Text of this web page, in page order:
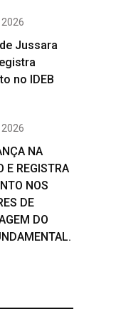
Jussara
no IDEB
NA
E REGISTRA
NOS
DE
DO